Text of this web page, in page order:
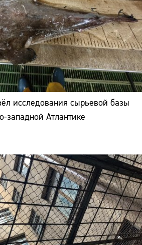
исследования сырьевой базы
западной Атлантике
Адрес:
Телефон: